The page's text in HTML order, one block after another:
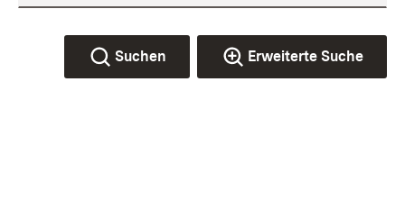
Suchen Erweiterte Suche